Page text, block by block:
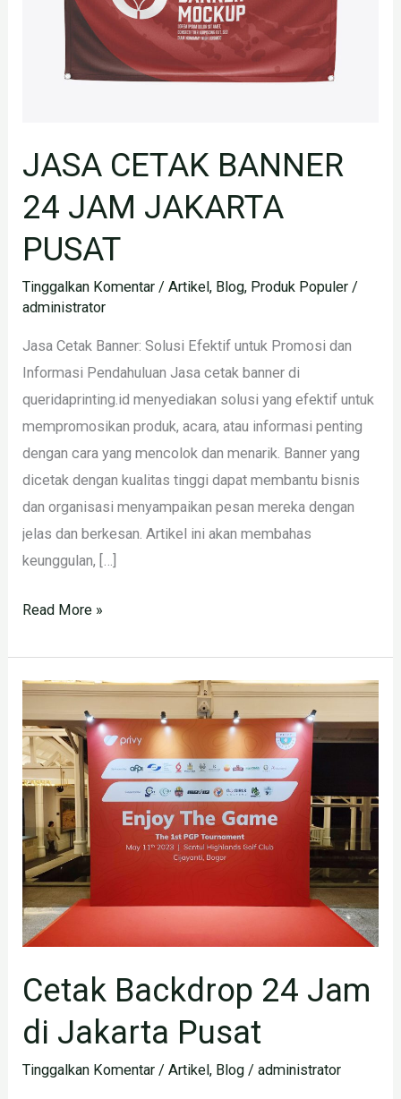
JASA CETAK BANNER
24 JAM JAKARTA
PUSAT
Tinggalkan Komentar /Artikel, Blog, Produk Populer /
administrator
Jasa Cetak Banner: Solusi Efektif untuk Promosi dan
Informasi Pendahuluan Jasa cetak banner di
queridaprinting.id menyediakan solusi yang efektif untuk
mempromosikan produk, acara, atau informasi penting
dengan cara yang mencolok dan menarik. Banner yang
dicetak dengan kualitas tinggi dapat membantu bisnis
dan organisasi menyampaikan pesan mereka dengan
jelas dan berkesan. Artikel ini akan membahas
keunggulan, […]
JAKARTA
Read More »
Cetak Backdrop 24 Jam
di Jakarta Pusat
Tinggalkan Komentar /Artikel, Blog /administrator
Cetak
Backdrop
24
Jam
di
Jakarta
Pusat